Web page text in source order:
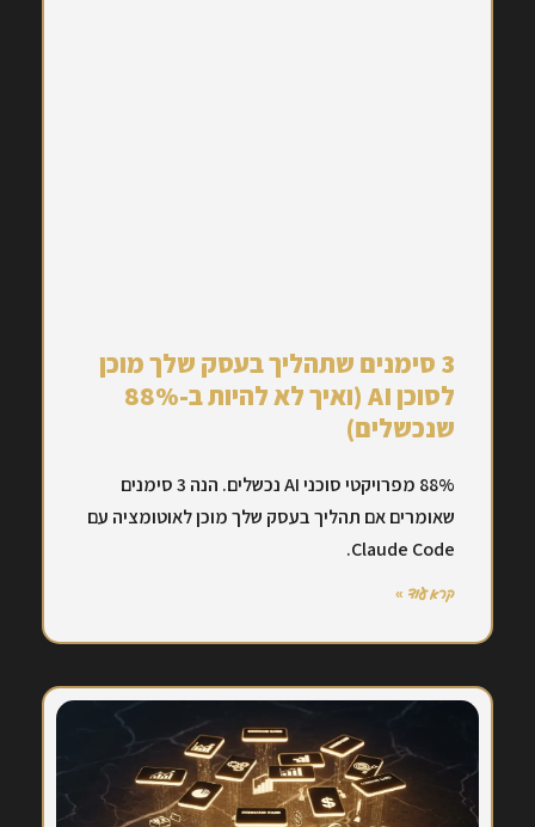
3 סימנים שתהליך בעסק שלך מוכן
לסוכן AI (ואיך לא להיות ב-88%
שנכשלים)
88% מפרויקטי סוכני AI נכשלים. הנה 3 סימנים
שאומרים אם תהליך בעסק שלך מוכן לאוטומציה עם
Claude Code.
קרא עוד »